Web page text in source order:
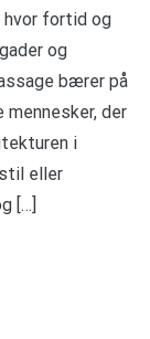
hvor fortid og
og
bærer på
der
i
eller
[…]